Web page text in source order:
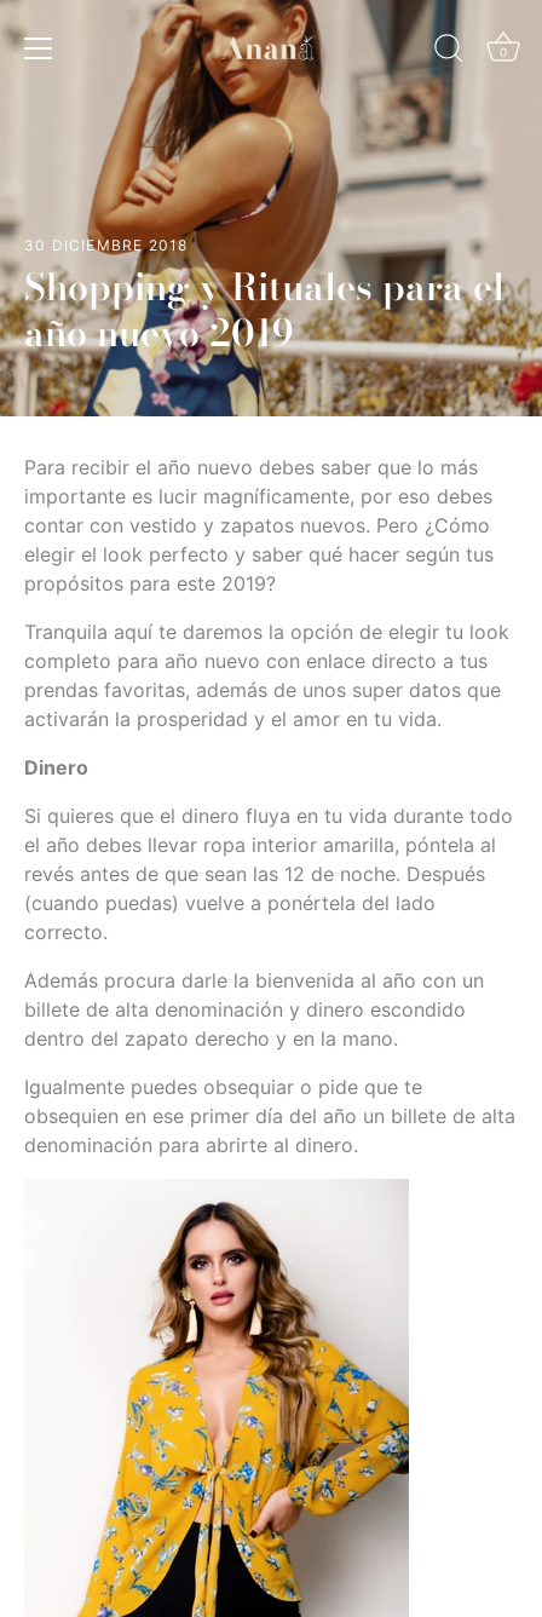
al
0
30 DICIEMBRE 2018
Shopping y Rituales para el
año nuevo 2019
Para recibir el año nuevo debes saber que lo más
importante es lucir magníficamente, por eso debes
contar con vestido y zapatos nuevos. Pero ¿Cómo
elegir el look perfecto y saber qué hacer según tus
propósitos para este 2019?
Tranquila aquí te daremos la opción de elegir tu look
completo para año nuevo con enlace directo a tus
prendas favoritas, además de unos super datos que
activarán la prosperidad y el amor en tu vida.
Dinero
Si quieres que el dinero fluya en tu vida durante todo
el año debes llevar ropa interior amarilla, póntela al
revés antes de que sean las 12 de noche. Después
(cuando puedas) vuelve a ponértela del lado
correcto.
Además procura darle la bienvenida al año con un
billete de alta denominación y dinero escondido
dentro del zapato derecho y en la mano.
Igualmente puedes obsequiar o pide que te
obsequien en ese primer día del año un billete de alta
denominación para abrirte al dinero.